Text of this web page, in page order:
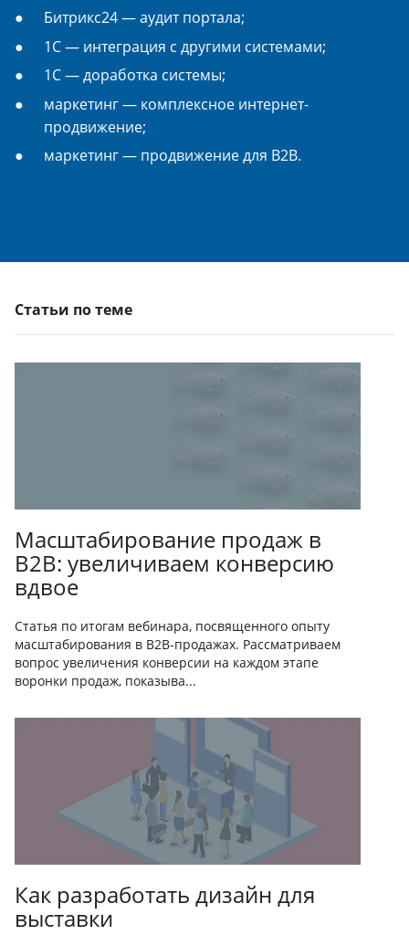
Битрикс24 — аудит портала;
1С — интеграция с другими системами;
1С — доработка системы;
маркетинг — комплексное интернет-
продвижение;
маркетинг — продвижение для B2B.
Статьи по теме
Масштабирование продаж в
B2B: увеличиваем конверсию
вдвое
Статья по итогам вебинара, посвященного опыту
масштабирования в B2B-продажах. Рассматриваем
вопрос увеличения конверсии на каждом этапе
воронки продаж, показыва...
Как разработать дизайн для
выставки